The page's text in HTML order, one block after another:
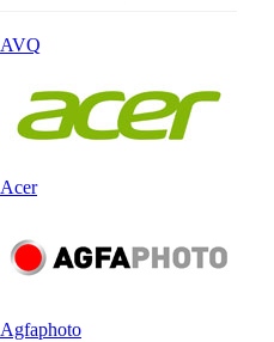
AVQ
Acer
Agfaphoto